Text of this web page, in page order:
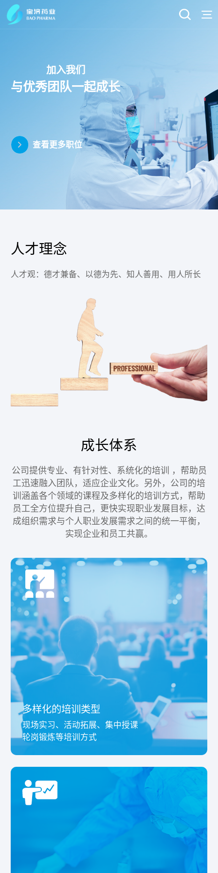
加入我们
与优秀团队一起成长
查看更多职位
人才理念
人才观：德才兼备、以德为先、知人善用、用人所长
成长体系
公司提供专业、有针对性、系统化的培训 ，帮助员
工迅速融入团队，适应企业文化。 另外，公司的培
训涵盖各个领域的课程及多样化的培训方式，帮助
员工全方位提升自己，更快实现职业发展目标，达
成组织需求与个人职业发展需求之间的统一平衡，
实现企业和员工共赢。
多样化的培训类型
现场实习、活动拓展、集中授课
轮岗锻炼等培训方式